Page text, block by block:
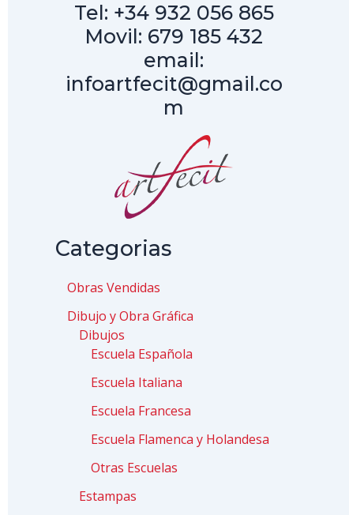
Tel: +34 932 056 865
Movil: 679 185 432
email:
infoartfecit@gmail.co
m
Categorias
Obras Vendidas
Dibujo y Obra Gráfica
Dibujos
Escuela Española
Escuela Italiana
Escuela Francesa
Escuela Flamenca y Holandesa
Otras Escuelas
Estampas